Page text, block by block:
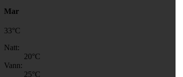
Mar
33°C
Natt:
20°C
Vann:
25°C